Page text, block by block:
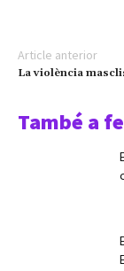
Article anterior
La violència
També a